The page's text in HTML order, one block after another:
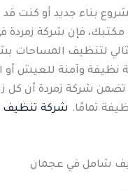
بناء جديد أو كنت
فإن شركة زمردة
لتنظيف المساحات
نظيفة وآمنة للعيش أو
تضمن شركة زمردة أن كل
تمامًا. شركة
شامل في عجمان